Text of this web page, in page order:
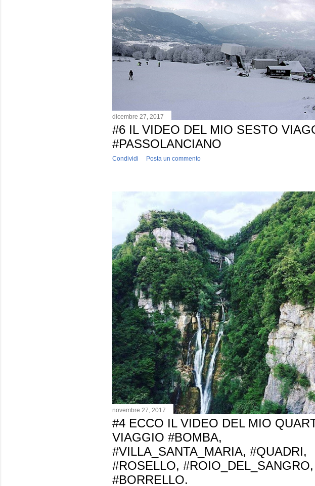
dicembre 27, 2017
#6 IL VIDEO DEL MIO SESTO
#PASSOLANCIANO
Condividi Posta un commento
novembre 27, 2017
#4 ECCO IL VIDEO DEL MIO
VIAGGIO #BOMBA,
#VILLA_SANTA_MARIA, #QUADRI,
#ROSELLO, #ROIO_DEL_SANGRO,
#BORRELLO.